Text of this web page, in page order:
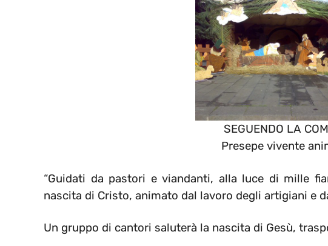
SEGUENDO LA
Presepe vivente
“Guidati da pastori e viandanti, alla luce di mille
nascita di Cristo, animato dal lavoro degli artigiani e
Un gruppo di cantori saluterà la nascita di Gesù,